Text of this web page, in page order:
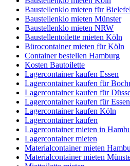
Baustellenklo mieten für
Baustellenklo mieten Münster
Baustellenklo mieten NRW
Baustellentoilette mieten Köln
Bürocontainer mieten für Köln
Container bestellen Hamburg
Kosten Bautoilette
Lagercontainer kaufen Essen
Lagercontainer kaufen für
Lagercontainer kaufen für
Lagercontainer kaufen für Essen
Lagercontainer kaufen Köln
Lagercontainer kaufen
Lagercontainer mieten in
Lagercontainer mieten
Materialcontainer mieten
Materialcontainer mieten